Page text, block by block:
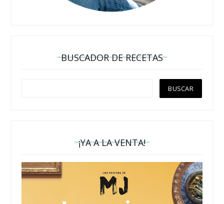
BUSCADOR DE RECETAS
¡YA A LA VENTA!